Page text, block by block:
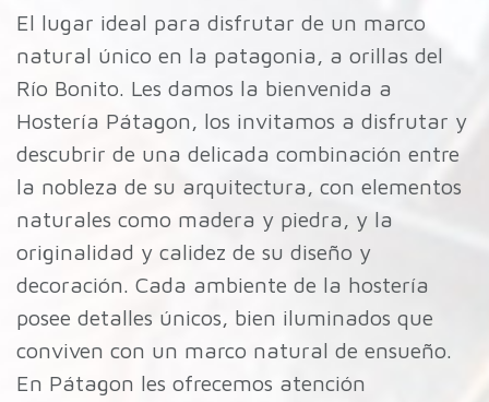
El lugar ideal para disfrutar de un marco
natural único en la patagonia, a orillas del
Río Bonito. Les damos la bienvenida a
Hostería Pátagon, los invitamos a disfrutar y
descubrir de una delicada combinación entre
la nobleza de su arquitectura, con elementos
naturales como madera y piedra, y la
originalidad y calidez de su diseño y
decoración. Cada ambiente de la hostería
posee detalles únicos, bien iluminados que
conviven con un marco natural de ensueño.
En Pátagon les ofrecemos atención